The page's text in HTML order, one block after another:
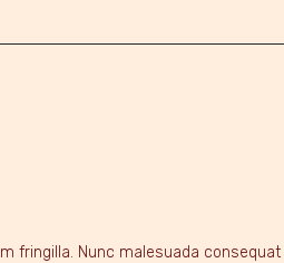
fringilla. Nunc malesuada